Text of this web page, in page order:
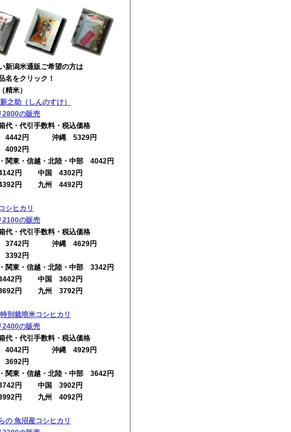
新潟米通販ご希望の方は
名をクリック！
精米）
之助（しんのすけ）
2800の販売
代・代引手数料・税込価格
4442円 沖縄 5329円
4092円
関東・信越・北陸・中部 4042円
円 中国 4302円
円 九州 4492円
シヒカリ
2100の販売
代・代引手数料・税込価格
3742円 沖縄 4629円
3392円
関東・信越・北陸・中部 3342円
円 中国 3602円
円 九州 3792円
別栽培米コシヒカリ
2400の販売
代・代引手数料・税込価格
4042円 沖縄 4929円
3692円
関東・信越・北陸・中部 3642円
円 中国 3902円
円 九州 4092円
の 魚沼産コシヒカリ